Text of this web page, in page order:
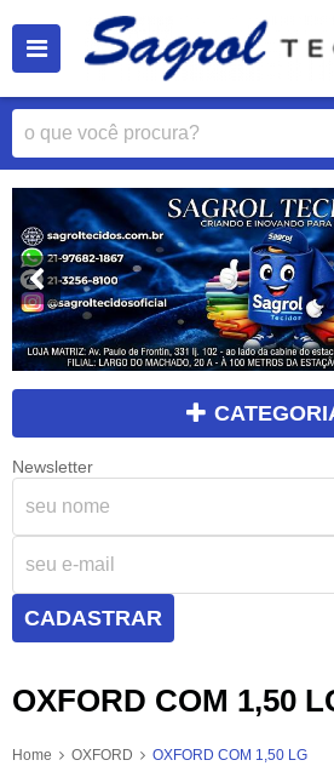
Newsletter
CADASTRAR
OXFORD COM 1,50
Home OXFORD OXFORD COM 1,50 LG